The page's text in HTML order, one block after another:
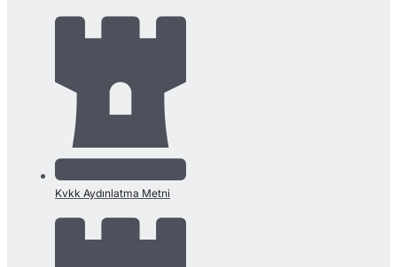
Kvkk Aydınlatma Metni